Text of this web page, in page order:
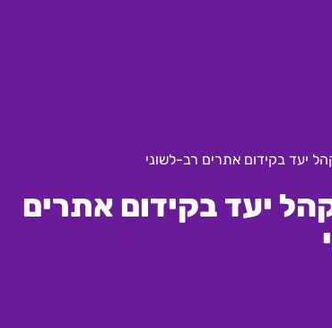
יעד בקידום אתרים רב-לשוני
יעד בקידום אתרים